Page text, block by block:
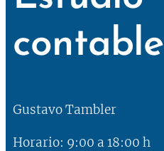
contable
Gustavo Tambler
Horario: 9:00 a 18:00 h